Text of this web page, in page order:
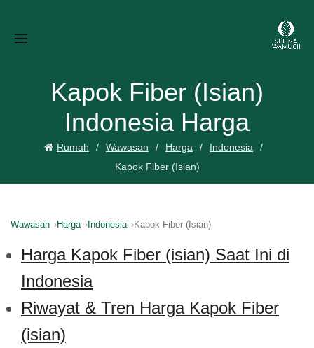
Kapok Fiber (Isian)
Indonesia Harga
Rumah Wawasan Harga
Indonesia
Kapok Fiber (Isian)
Wawasan Harga Indonesia Kapok Fiber (Isian)
Harga Kapok Fiber (isian) Saat Ini di
Indonesia
Riwayat & Tren Harga Kapok Fiber
(isian)